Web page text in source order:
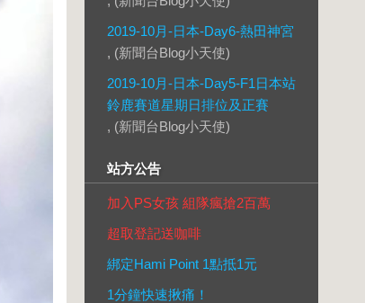
2019-10月-日本-Day6-熱田神宮
, (新聞台Blog小天使)
2019-10月-日本-Day5-F1日本站
鈴鹿賽道星期日排位及正賽
, (新聞台Blog小天使)
站方公告
加入PS女孩 組隊瘋搶2百萬
超取登記送咖啡
綁定Hami Point 1點抵1元
1分鐘快速揪痛！